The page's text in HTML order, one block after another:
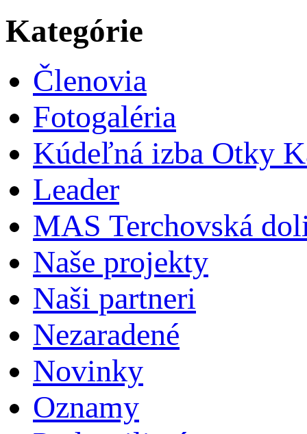
Kategórie
Členovia
Fotogaléria
Kúdeľná izba Otky
Leader
MAS Terchovská
Naše projekty
Naši partneri
Nezaradené
Novinky
Oznamy